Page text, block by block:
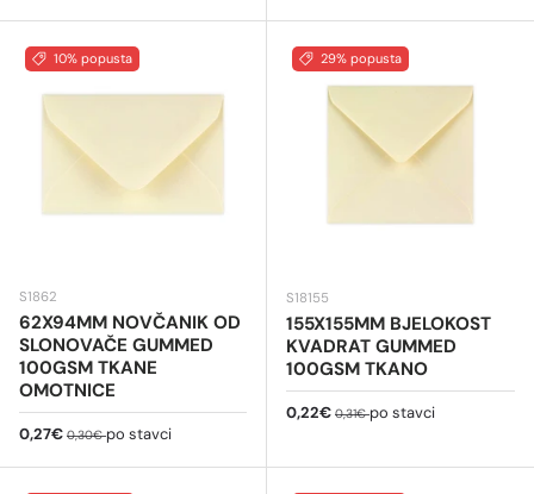
10% popusta
S1862
62X94MM NOVČANIK OD
SLONOVAČE GUMMED
100GSM TKANE
OMOTNICE
Cijena na sniženju
0,27€ Redovna cijena
0,30€po stavci
29% popusta
S18155
155X155MM BJELOKOST
KVADRAT GUMMED
100GSM TKANO
Cijena na sniženju
0,22€ Redovna cijena
0,31€po stavci